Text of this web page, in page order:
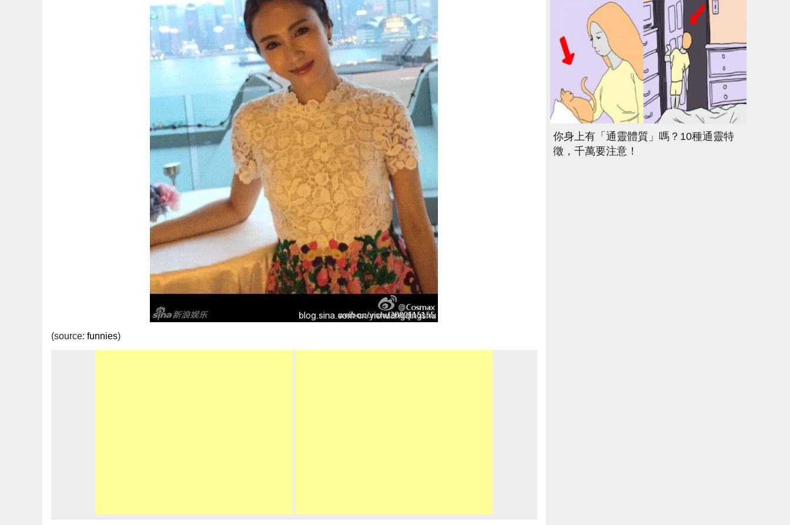
(source: funnies)
你身上有「通靈體質」嗎？10種通靈特
徵，千萬要注意！